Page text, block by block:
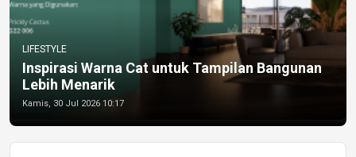
LIFESTYLE
Inspirasi Warna Cat untuk Tampilan Bangunan
Lebih Menarik
Kamis, 30 Jul 2026 10:17